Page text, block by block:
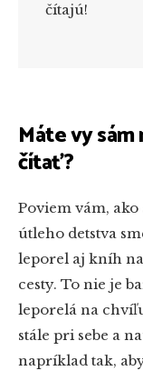
čítajú!
Máte vy
čítať?
Poviem vám,
útleho detstva
leporel aj kníh
cesty. To nie je
leporelá na
stále pri sebe a
napríklad tak,